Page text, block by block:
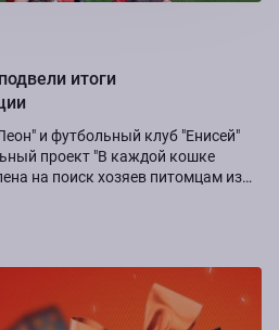
итоги
и футбольный клуб "Енисей"
проект "В каждой кошке
на поиск хозяев питомцам из